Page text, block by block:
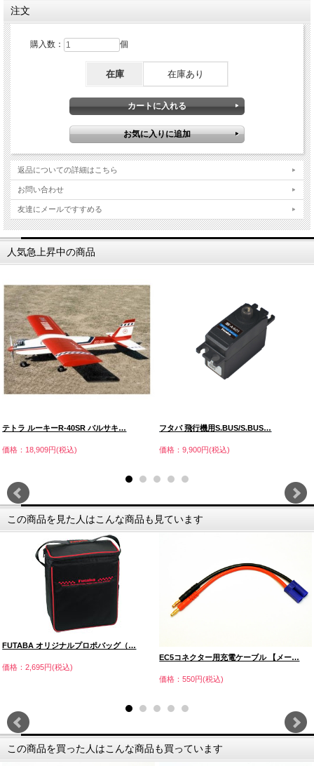
注文
購入数： 個
在庫 在庫あり
返品についての詳細はこちら
お問い合わせ
友達にメールですすめる
人気急上昇中の商品
テトラ ルーキーR-40SR バルサキ…
価格：18,909円(税込)
フタバ 飛行機用S.BUS/S.BUS…
価格：9,900円(税込)
この商品を見た人はこんな商品も見ています
FUTABA オリジナルプロポバッグ（…
価格：2,695円(税込)
EC5コネクター用充電ケーブル 【メー…
価格：550円(税込)
この商品を買った人はこんな商品も買っています